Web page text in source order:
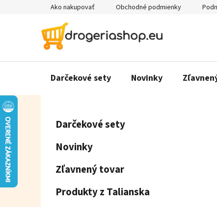
Ako nakupovať Obchodné podmienky
Darčekové sety Novinky
Preskočiť
kategórie
Darčekové sety
Novinky
Zľavnený tovar
Produkty z Talianska